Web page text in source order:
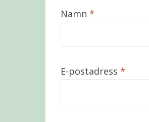
Namn *
E-postadress *